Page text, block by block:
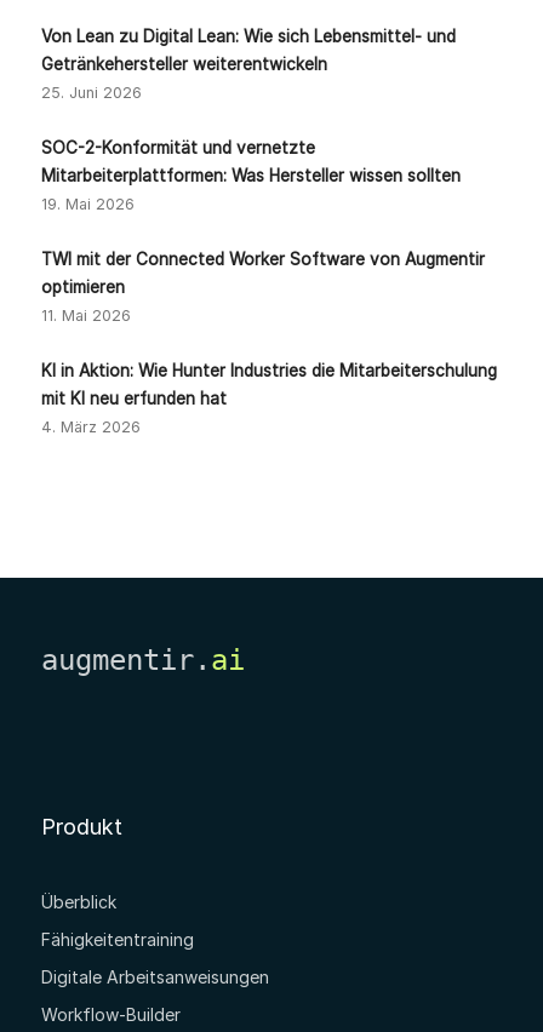
Von Lean zu Digital Lean: Wie sich Lebensmittel- und
Getränkehersteller weiterentwickeln
25. Juni 2026
SOC-2-Konformität und vernetzte
Mitarbeiterplattformen: Was Hersteller wissen sollten
19. Mai 2026
TWI mit der Connected Worker Software von Augmentir
optimieren
11. Mai 2026
KI in Aktion: Wie Hunter Industries die Mitarbeiterschulung
mit KI neu erfunden hat
4. März 2026
augmentir. ai
Produkt
Überblick
Fähigkeitentraining
Digitale Arbeitsanweisungen
Workflow-Builder